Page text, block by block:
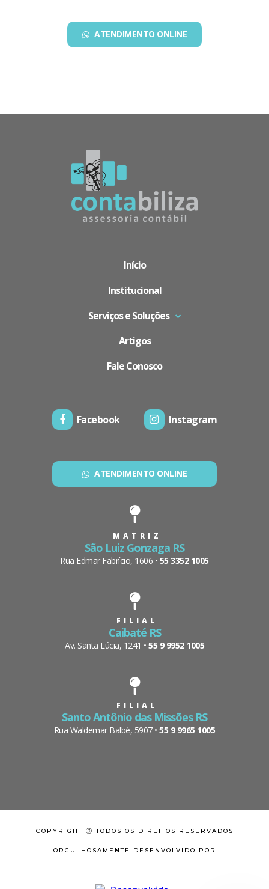
ATENDIMENTO ONLINE
Início
Institucional
Serviços e Soluções
Artigos
Fale Conosco
Facebook Instagram
ATENDIMENTO ONLINE
MATRIZ
São Luiz Gonzaga RS
Rua Edmar Fabrício, 1606 • 55 3352 1005
FILIAL
Caibaté RS
Av. Santa Lúcia, 1241 • 55 9 9952 1005
FILIAL
Santo Antônio das Missões RS
Rua Waldemar Balbé, 5907 •55 9 9965 1005
COPYRIGHT Ⓒ TODOS OS DIREITOS RESERVADOS
ORGULHOSAMENTE DESENVOLVIDO POR